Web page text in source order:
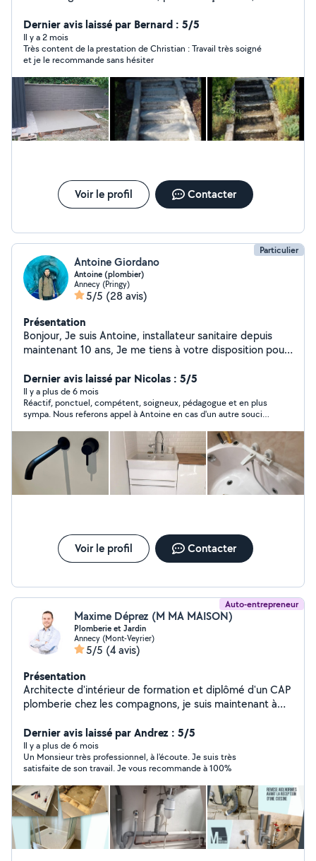
bricolage divers. Sérieux, ponctuel et à l'écoute, je
propose des tarifs justes, des devis clairs et des
chantiers propres. Disponible rapidement, satisfaction
garantie.
Dernier avis laissé par Bernard : 5/5
Il y a 2 mois
Très content de la prestation de Christian : Travail très soigné
et je le recommande sans hésiter
Voir le profil Contacter
Particulier
Antoine Giordano
Antoine (plombier)
Annecy (Pringy)
5/5 (28 avis)
Présentation
Bonjour, Je suis Antoine, installateur sanitaire depuis
maintenant 10 ans, Je me tiens à votre disposition pour
chauffage sur le bassin Annécien et alentours. Si vous
avez une demande ou une question, n'hésitez pas ! A
bientôt !
Dernier avis laissé par Nicolas : 5/5
Il y a plus de 6 mois
Réactif, ponctuel, compétent, soigneux, pédagogue et en plus
sympa. Nous referons appel à Antoine en cas d'un autre souci
Voir le profil Contacter
Auto-entrepreneur
Maxime Déprez (M MA MAISON)
Plomberie et Jardin
Annecy (Mont-Veyrier)
5/5 (4 avis)
Présentation
Architecte d'intérieur de formation et diplômé d'un CAP
plomberie chez les compagnons, je suis maintenant à
prendre soin de votre Chez vous. Un cumulus à
remplacer ? Une fuite à réparer ? Une salle de bain à
rénover ? Je bichonne votre plomberie. Une pelouse
trop haute? Une haie à tailler? Un arbuste mal coiffer?
Je donne de l'air à vos extérieurs. Que ce soit en
intérieur ou à l'extérieur, avec M Ma Maison mon
entreprise, vous trouverez les compétences pour
entretenir votre Chez vous! Suivez-moi sur Facebook,
Insta et Linkedin!
Dernier avis laissé par Andrez : 5/5
Il y a plus de 6 mois
Un Monsieur très professionnel, à l'écoute. Je suis très
satisfaite de son travail. Je vous recommande à 100%